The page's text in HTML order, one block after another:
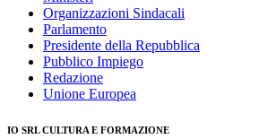
Organizzazioni Sindacali
Parlamento
Presidente della Repubblica
Pubblico Impiego
Redazione
Unione Europea
IO SRL CULTURA E FORMAZIONE